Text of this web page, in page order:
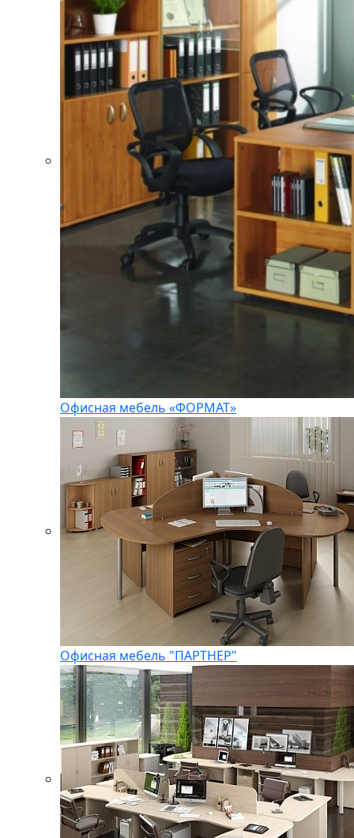
Офисная мебель «ФОРМАТ»
Офисная мебель "ПАРТНЕР"